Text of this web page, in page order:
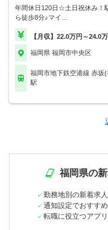
年間休日120日☆土日祝休み！
ら徒歩8分♪マイ…
【月収】22.0万円～24.0
福岡県 福岡市中央区
福岡市地下鉄空港線 赤坂(
駅
福岡県の
勤務地別の新着求
通知設定でおすす
転職に役立つアプ